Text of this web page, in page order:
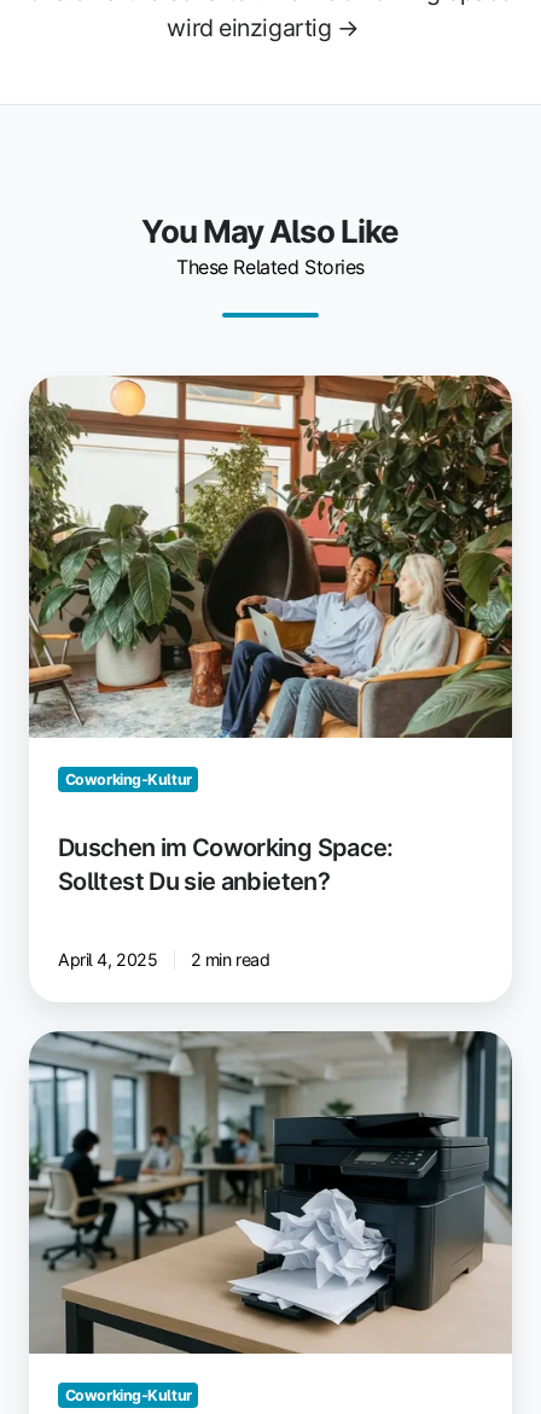
wird einzigartig →
You May Also Like
These Related Stories
Duschen
im
Coworking
Space:
Solltest
Du
sie
anbieten?
Coworking-Kultur
Duschen im Coworking Space:
Solltest Du sie anbieten?
April 4, 2025 2 min read
Papierstaus:
Ursachen
und
Lösungen
für
Coworking
Spaces
Coworking-Kultur